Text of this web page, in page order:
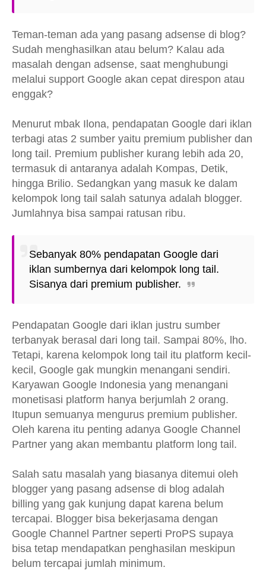
Teman-teman ada yang pasang adsense di blog?
Sudah menghasilkan atau belum? Kalau ada
masalah dengan adsense, saat menghubungi
melalui support Google akan cepat direspon atau
enggak?
Menurut mbak Ilona, pendapatan Google dari iklan
terbagi atas 2 sumber yaitu premium publisher dan
long tail. Premium publisher kurang lebih ada 20,
termasuk di antaranya adalah Kompas, Detik,
hingga Brilio. Sedangkan yang masuk ke dalam
kelompok long tail salah satunya adalah blogger.
Jumlahnya bisa sampai ratusan ribu.
Sebanyak 80% pendapatan Google dari
iklan sumbernya dari kelompok long tail.
Sisanya dari premium publisher.
Pendapatan Google dari iklan justru sumber
terbanyak berasal dari long tail. Sampai 80%, lho.
Tetapi, karena kelompok long tail itu platform kecil-
kecil, Google gak mungkin menangani sendiri.
Karyawan Google Indonesia yang menangani
monetisasi platform hanya berjumlah 2 orang.
Itupun semuanya mengurus premium publisher.
Oleh karena itu penting adanya Google Channel
Partner yang akan membantu platform long tail.
Salah satu masalah yang biasanya ditemui oleh
blogger yang pasang adsense di blog adalah
billing yang gak kunjung dapat karena belum
tercapai. Blogger bisa bekerjasama dengan
Google Channel Partner seperti ProPS supaya
bisa tetap mendapatkan penghasilan meskipun
belum tercapai jumlah minimum.